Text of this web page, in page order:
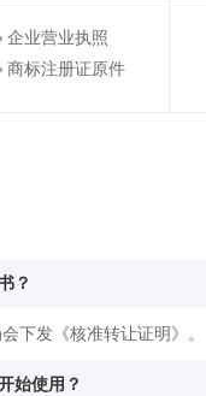
企业营业执照
商标注册证原件
？
下发《核准转让证明》。
始使用？